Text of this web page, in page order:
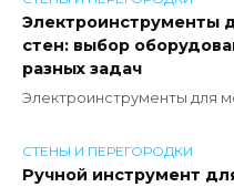
Электроинструменты
стен: выбор
разных задач
Электроинструменты для
СТЕНЫ И ПЕРЕГОРОДКИ
Ручной инструмент